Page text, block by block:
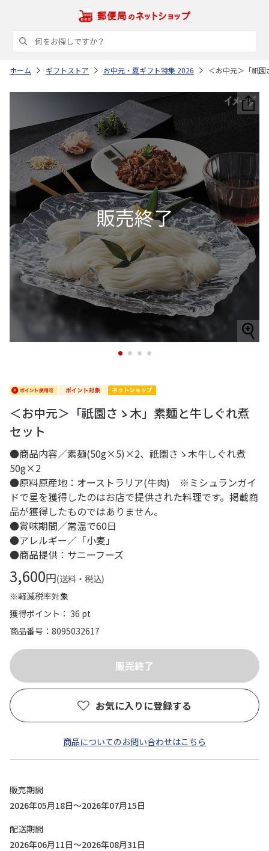
ホーム ギフトストア お中元・夏ギフト特集 2026 ＜お中元＞「祇
1 2 3 4
＜お中元＞「祇園さゝ木」素麺と牛しぐれ煮
セット
●商品内容／素麺(50g×5)×2、祇園さゝ木牛しぐれ煮
50g×2
●原料原産地：オーストラリア(牛肉) ※ミシュランガイ
ドで星を獲得したのはお店で提供された料理です。掲載商
品が獲得したものではありません。
●賞味期間／常温で60日
●アレルギー／「小麦」
●商品提供：サニーフーズ
3,600円(送料・税込)
※軽減税率対象
獲得ポイント： 36 pt
商品番号
8095032617
お気に入りに登録する
商品についてのお問い合わせはこちら
販売期間
2026年05月18日～2026年07月15日
配送期間
2026年06月11日～2026年08月31日